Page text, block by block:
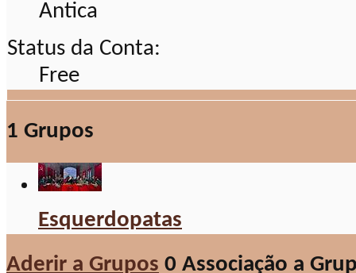
Antica
Status da Conta:
Free
1 Grupos
Esquerdopatas
Aderir a Grupos 0 Associação a